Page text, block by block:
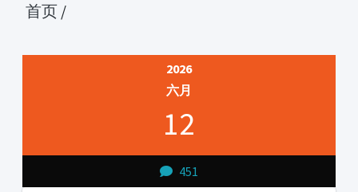
首页 /
2026
六月
12
451